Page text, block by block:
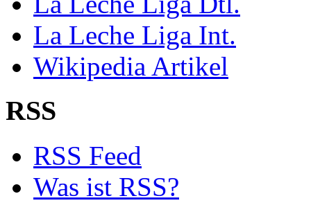
La Leche Liga Int.
Wikipedia Artikel
RSS
RSS Feed
Was ist RSS?